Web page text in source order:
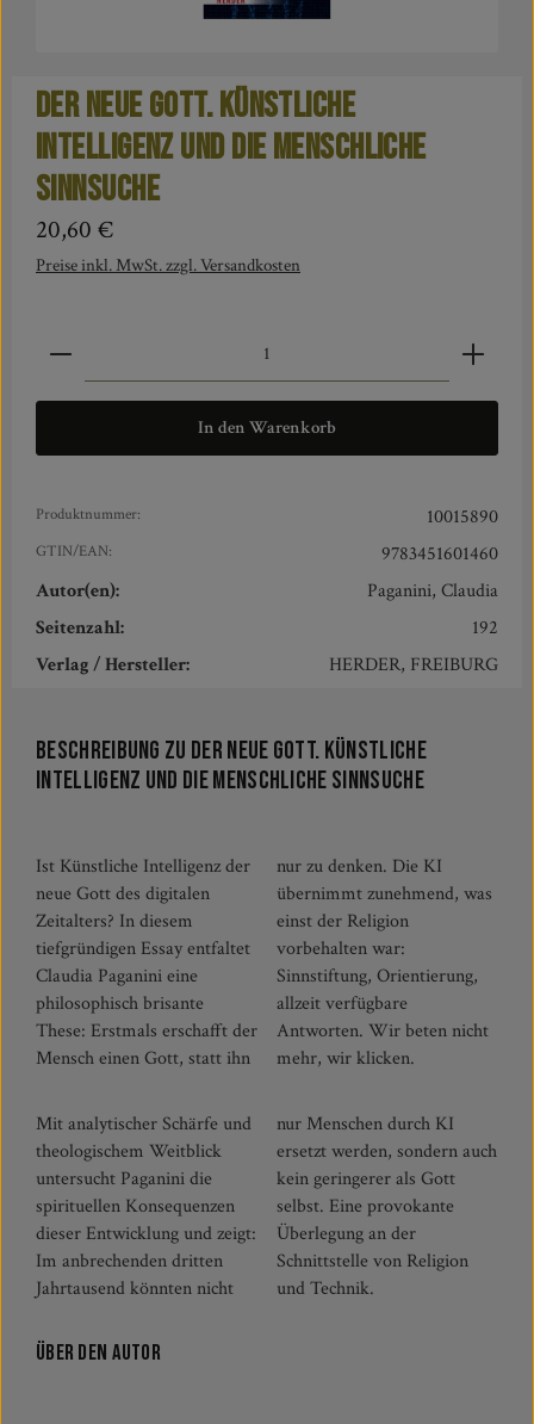
Der neue Gott. Künstliche
Intelligenz und die menschliche
Sinnsuche
Regulärer Preis:
20,60 €
Preise inkl. MwSt. zzgl. Versandkosten
Produkt Anzahl: Gib den gewünschten Wert ein oder
In den Warenkorb
Produktnummer: 10015890
GTIN/EAN:
9783451601460
Autor(en):
Paganini, Claudia
Seitenzahl:
192
Verlag / Hersteller:
HERDER, FREIBURG
Beschreibung zu Der neue Gott. Künstliche
Intelligenz und die menschliche Sinnsuche
Ist Künstliche Intelligenz der
neue Gott des digitalen
Zeitalters? In diesem
tiefgründigen Essay entfaltet
Claudia Paganini eine
philosophisch brisante
These: Erstmals erschafft der
Mensch einen Gott, statt ihn
nur zu denken. Die KI
übernimmt zunehmend, was
einst der Religion
vorbehalten war:
Sinnstiftung, Orientierung,
allzeit verfügbare
Antworten. Wir beten nicht
mehr, wir klicken.
Mit analytischer Schärfe und
theologischem Weitblick
untersucht Paganini die
spirituellen Konsequenzen
dieser Entwicklung und zeigt:
Im anbrechenden dritten
Jahrtausend könnten nicht
nur Menschen durch KI
ersetzt werden, sondern auch
kein geringerer als Gott
selbst. Eine provokante
Überlegung an der
Schnittstelle von Religion
und Technik.
Über den Autor